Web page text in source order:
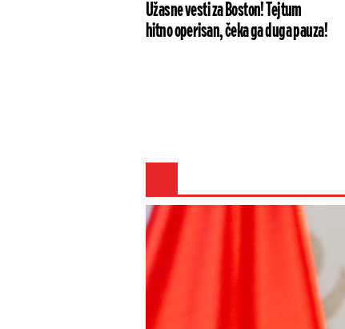
Užasne vesti za Boston! Tejtum
hitno operisan, čeka ga duga pauza!